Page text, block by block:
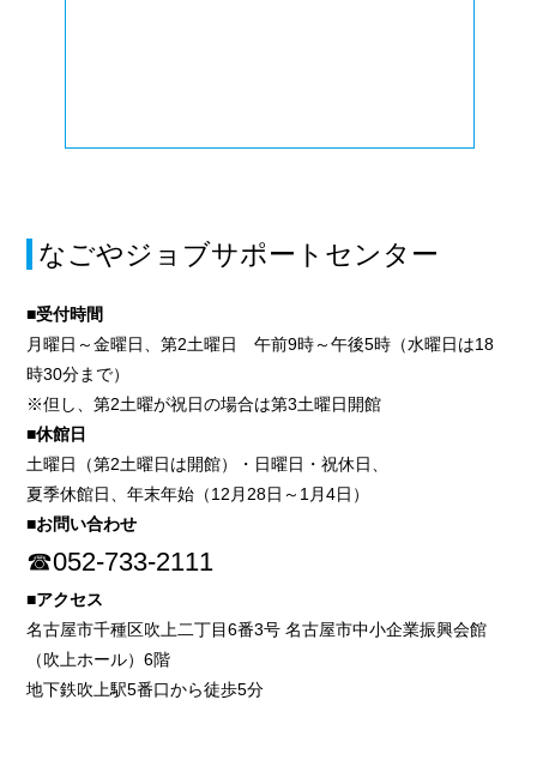
なごやジョブサポートセンター
■受付時間
月曜日～金曜日、第2土曜日 午前9時～午後5時（水曜日は18
時30分まで）
※但し、第2土曜が祝日の場合は第3土曜日開館
■休館日
土曜日（第2土曜日は開館）・日曜日・祝休日、
夏季休館日、年末年始（12月28日～1月4日）
■お問い合わせ
☎052-733-2111
■アクセス
名古屋市千種区吹上二丁目6番3号 名古屋市中小企業振興会館
（吹上ホール）6階
地下鉄吹上駅5番口から徒歩5分